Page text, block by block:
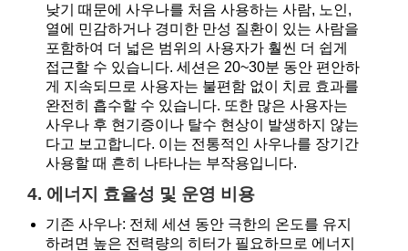
낮기 때문에 사우나를 처음 사용하는 사람, 노인,
열에 민감하거나 경미한 만성 질환이 있는 사람을
포함하여 더 넓은 범위의 사용자가 훨씬 더 쉽게
접근할 수 있습니다. 세션은 20~30분 동안 편안하
게 지속되므로 사용자는 불편함 없이 치료 효과를
완전히 흡수할 수 있습니다. 또한 많은 사용자는
사우나 후 ​​현기증이나 탈수 현상이 발생하지 않는
다고 보고합니다. 이는 전통적인 사우나를 장기간
사용할 때 흔히 나타나는 부작용입니다.
4. 에너지 효율성 및 운영 비용
기존 사우나: 전체 세션 동안 극한의 온도를 유지
하려면 높은 전력량의 히터가 필요하므로 에너지